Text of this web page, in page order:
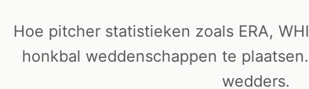
Hoe pitcher statistieken zoals ERA,
honkbal weddenschappen te
wedders.